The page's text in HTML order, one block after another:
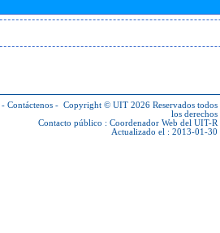
- Contáctenos - Copyright © UIT 2026 Reservados todos
los derechos
Contacto público : Coordenador Web del UIT-R
Actualizado el : 2013-01-30